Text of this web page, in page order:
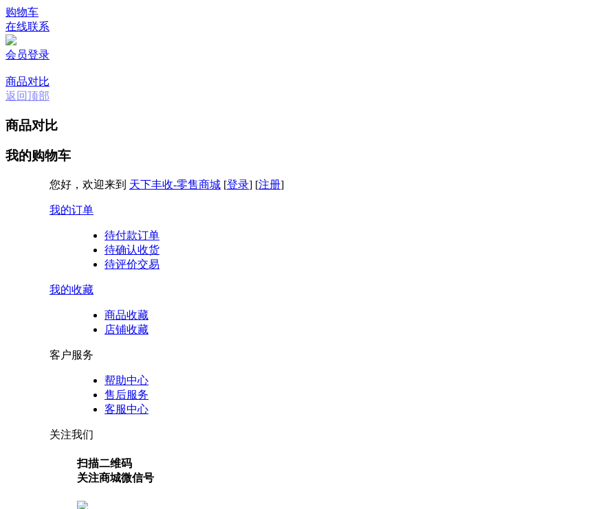
购物车
在线联系
会员登录
商品对比
返回顶部
商品对比
我的购物车
您好，欢迎来到 天下丰收-零售商城 [登录] [注册]
我的订单
待付款订单
待确认收货
待评价交易
我的收藏
商品收藏
店铺收藏
客户服务
帮助中心
售后服务
客服中心
关注我们
扫描二维码
关注商城微信号